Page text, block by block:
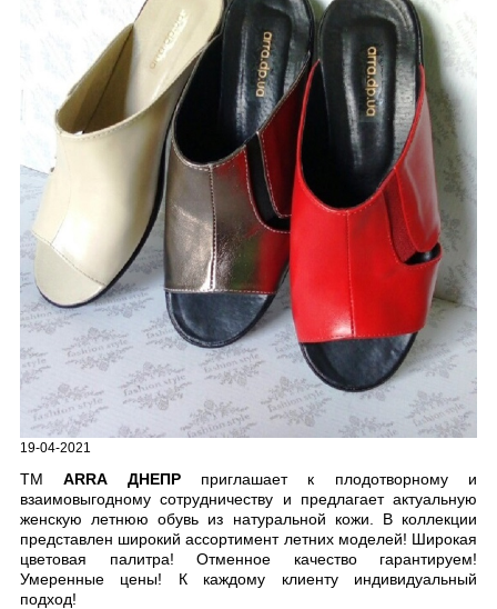
19-04-2021
ТМARRA ДНЕПРприглашает к плодотворному и
взаимовыгодному сотрудничеству и предлагает актуальную
женскую летнюю обувь из натуральной кожи. В коллекции
представлен широкий ассортимент летних моделей! Широкая
цветовая палитра! Отменное качество гарантируем!
Умеренные цены! К каждому клиенту индивидуальный
подход!